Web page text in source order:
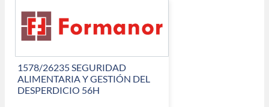
1578/26235 SEGURIDAD
ALIMENTARIA Y GESTIÓN DEL
DESPERDICIO 56H